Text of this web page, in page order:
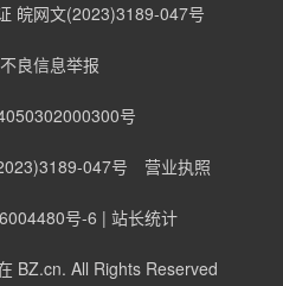
皖网文(2023)3189-047号
良信息举报
号
047号 营业执照
号-6 | 站长统计
BZ.cn. All Rights Reserved